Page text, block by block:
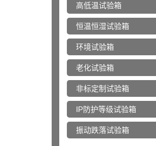
高低温试验箱
恒温恒湿试验箱
环境试验箱
老化试验箱
非标定制试验箱
IP防护等级试验箱
振动跌落试验箱